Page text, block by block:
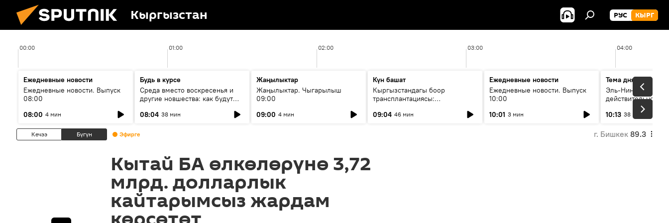
Кыргызстан РУС КЫРГ
00:00 01:00 02:00 03:00 04:00
Ежедневные новости
Ежедневные новости. Выпуск
08:00
08:00 4 мин
Будь в курсе
Среда вместо воскресенья и
другие новшества: как будут
08:04 38 мин
Жаңылыктар
Жаңылыктар. Чыгарылыш
09:00
09:00 4 мин
Күн башат
Кыргызстандагы боор
трансплантациясы:
келечеги
09:04 46 мин
Ежедневные новости
Ежедневные новости. Выпуск
10:00
10:01 3 мин
Тема дня
Эль-Ниньо, жара и
действительно
погоду в
10:13 38 мин
Кечээ Бүгүн Эфирге г. Бишкек 89.3
Кытай БА өлкөлөрүнө 3,72
млрд. долларлык
кайтарымсыз жардам